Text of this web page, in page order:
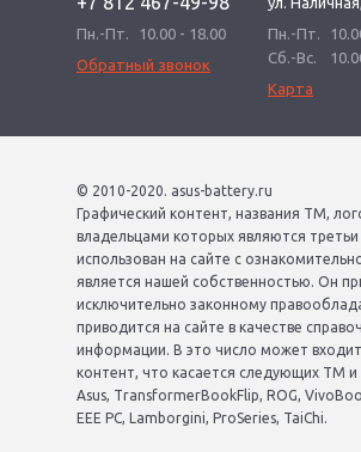
Пн.-Пт.
10.00 - 18.00
Обратный звонок
Пн.-Пт.
Сб.-Вс.
Карта
© 2010-2020. asus-battery.ru
Графический контент, названия ТМ,
владельцами которых являются третьи
использован на сайте с
является нашей собственностью. Он
исключительно законному
приводится на сайте в качестве
информации. В это число может
контент, что касается следующих ТМ и
Asus, TransformerBookFlip, ROG,
EEE PC, Lamborgini, ProSeries, TaiChi.